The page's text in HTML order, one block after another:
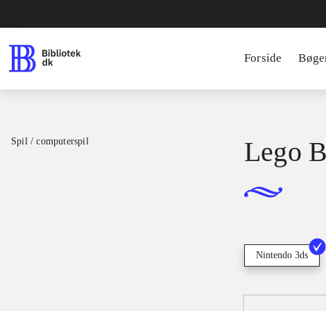
Forside
Spil / computerspil Lego
Nintendo 3ds